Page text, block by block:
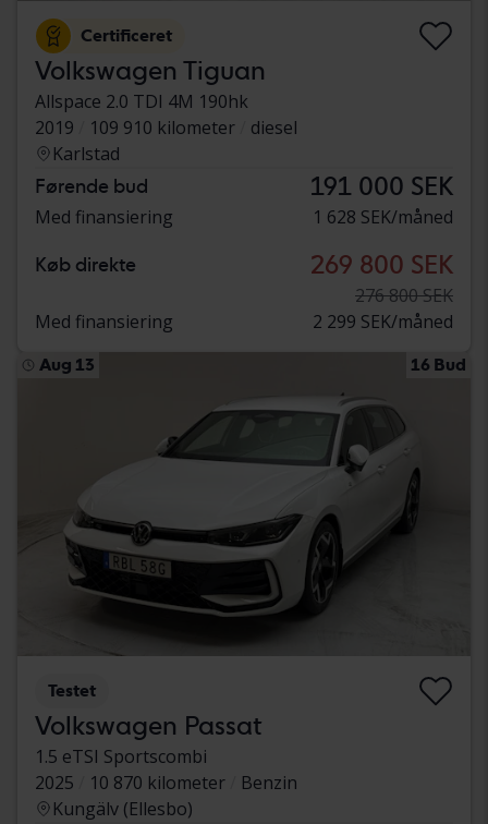
Certificeret
Volkswagen Tiguan
Allspace 2.0 TDI 4M 190hk
2019
109 910 kilometer
diesel
Karlstad
Førende bud 191 000 SEK
Med finansiering 1 628 SEK/måned
Køb direkte 269 800 SEK
276 800 SEK
Med finansiering
2 299 SEK/måned
Aug 13 16 Bud
Testet
Volkswagen Passat
1.5 eTSI Sportscombi
2025
10 870 kilometer
Benzin
Kungälv (Ellesbo)